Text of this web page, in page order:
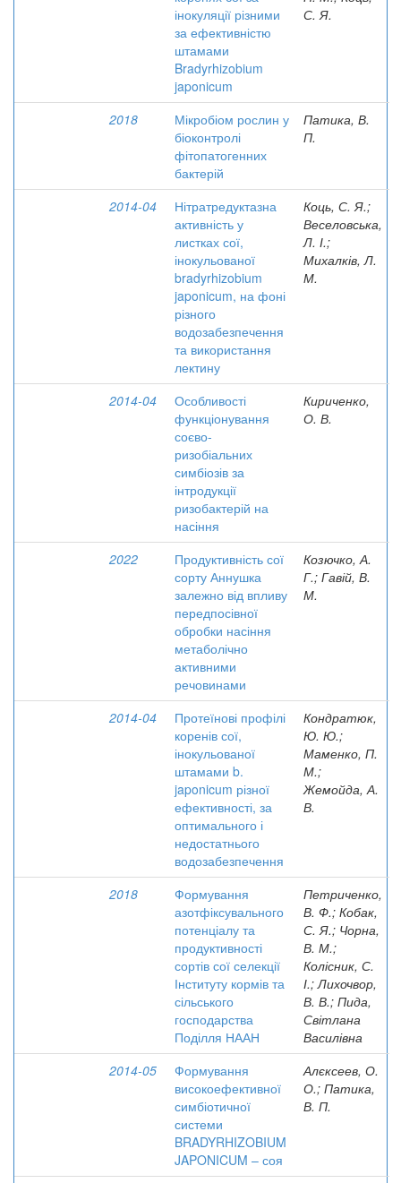
інокуляції різними
за ефективністю
штамами
Bradyrhizobium
japonicum
С. Я.
2018
Мікробіом рослин у
біоконтролі
фітопатогенних
бактерій
Патика, В.
П.
2014-04
Нітратредуктазна
активність у
листках сої,
інокульованої
bradyrhizobium
japonicum, на фоні
різного
водозабезпечення
та використання
лектину
Коць, С. Я.;
Веселовська,
Л. І.;
Михалків, Л.
М.
2014-04
Особливості
функціонування
соєво-
ризобіальних
симбіозів за
інтродукції
ризобактерій на
насіння
Кириченко,
О. В.
2022
Продуктивність сої
сорту Аннушка
залежно від впливу
передпосівної
обробки насіння
метаболічно
активними
речовинами
Козючко, А.
Г.; Гавій, В.
М.
2014-04
Протеїнові профілі
коренів сої,
інокульованої
штамами b.
japonicum різної
ефективності, за
оптимального і
недостатнього
водозабезпечення
Кондратюк,
Ю. Ю.;
Маменко, П.
М.;
Жемойда, А.
В.
2018
Формування
азотфіксувального
потенціалу та
продуктивності
сортів сої селекції
Інституту кормів та
сільського
господарства
Поділля НААН
Петриченко,
В. Ф.; Кобак,
С. Я.; Чорна,
В. М.;
Колісник, С.
І.; Лихочвор,
В. В.; Пида,
Світлана
Василівна
2014-05
Формування
високоефективної
симбіотичної
системи
BRADYRHIZOBIUM
JAPONICUM – соя
Алєксеев, О.
О.; Патика,
В. П.